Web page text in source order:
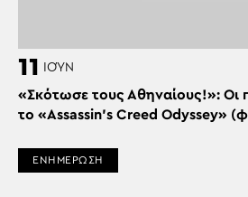
11 ΙΟΎΝ
«Σκότωσε τους Αθηναίους!»: Οι
το «Assassin’s Creed Odyssey»
ΕΝΗΜΕΡΩΣΗ